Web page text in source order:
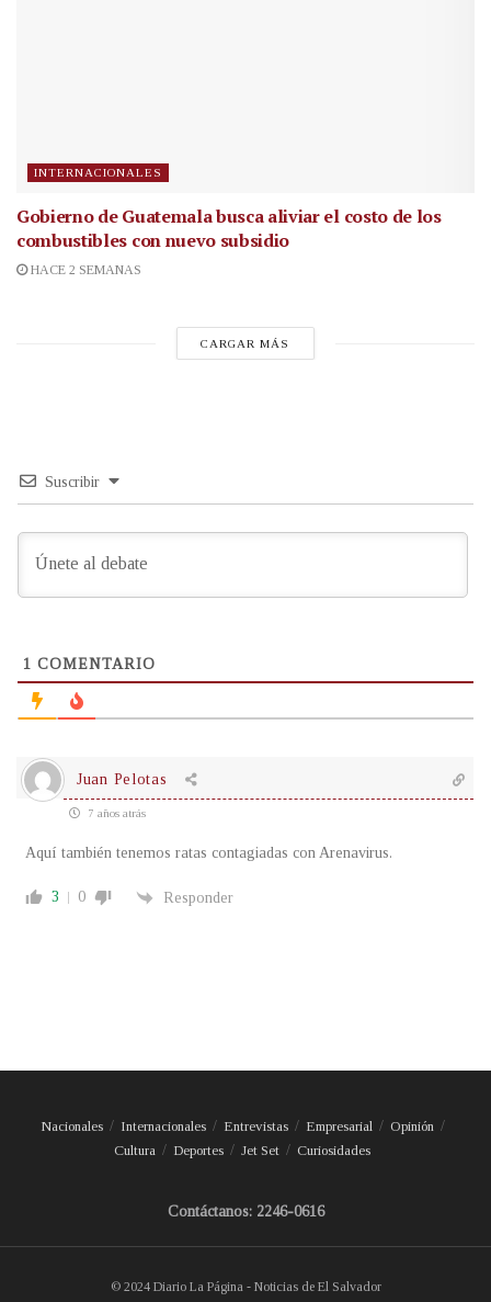
INTERNACIONALES
Gobierno de Guatemala busca aliviar el costo de los
combustibles con nuevo subsidio
HACE 2 SEMANAS
CARGAR MÁS
Suscribir
1 COMENTARIO
Juan Pelotas
7 años atrás
Aquí también tenemos ratas contagiadas con Arenavirus.
3 0 Responder
Nacionales Internacionales Entrevistas Empresarial
Opinión
Cultura
Deportes Jet Set Curiosidades
Contáctanos: 2246-0616
© 2024 Diario La Página - Noticias de El Salvador